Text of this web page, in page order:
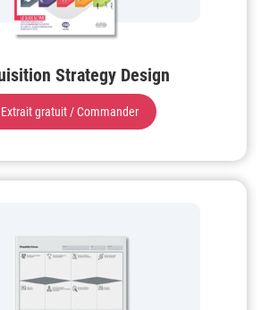
Strategy Design
Extrait gratuit / Commander